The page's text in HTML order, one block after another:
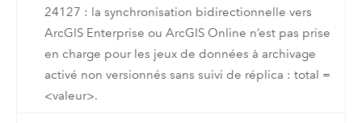
24127 : la synchronisation bidirectionnelle vers
ArcGIS Enterprise ou ArcGIS Online n’est pas prise
en charge pour les jeux de données à archivage
activé non versionnés sans suivi de réplica : total =
<valeur>.